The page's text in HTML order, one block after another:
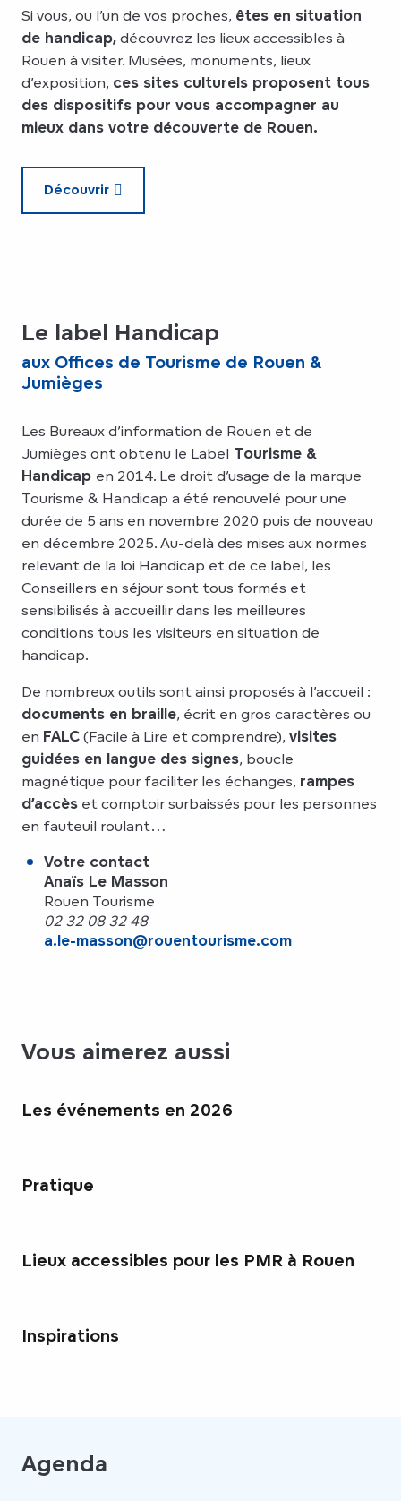
Si vous, ou l’un de vos proches, êtes en situation
de handicap, découvrez les lieux accessibles à
Rouen à visiter. Musées, monuments, lieux
d’exposition, ces sites culturels proposent tous
des dispositifs pour vous accompagner au
mieux dans votre découverte de Rouen.
Découvrir
Le label Handicap
aux Offices de Tourisme de Rouen &
Jumièges
Les Bureaux d’information de Rouen et de
Jumièges ont obtenu le Label Tourisme &
Handicap en 2014. Le droit d’usage de la marque
Tourisme & Handicap a été renouvelé pour une
durée de 5 ans en novembre 2020 puis de nouveau
en décembre 2025. Au-delà des mises aux normes
relevant de la loi Handicap et de ce label, les
Conseillers en séjour sont tous formés et
sensibilisés à accueillir dans les meilleures
conditions tous les visiteurs en situation de
handicap.
De nombreux outils sont ainsi proposés à l’accueil :
documents en braille, écrit en gros caractères ou
en FALC (Facile à Lire et comprendre), visites
guidées en langue des signes, boucle
magnétique pour faciliter les échanges, rampes
d’accès et comptoir surbaissés pour les personnes
en fauteuil roulant…
Votre contact
Anaïs Le Masson
Rouen Tourisme
02 32 08 32 48
a.le-masson@rouentourisme.com
Vous aimerez aussi
Les événements en 2026
Pratique
Lieux accessibles pour les PMR à Rouen
Inspirations
Agenda